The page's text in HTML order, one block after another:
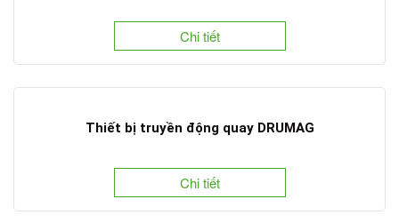
Chi tiết
Thiết bị truyền động quay DRUMAG
Chi tiết